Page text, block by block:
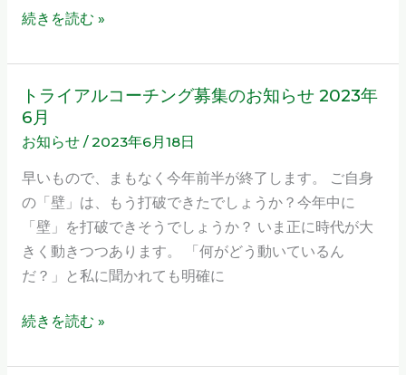
知
続きを読む »
トライアルコーチング募集のお知らせ 2023年
6月
お知らせ/2023年6月18日
早いもので、まもなく今年前半が終了します。 ご自身
の「壁」は、もう打破できたでしょうか？今年中に
「壁」を打破できそうでしょうか？ いま正に時代が大
きく動きつつあります。 「何がどう動いているん
だ？」と私に聞かれても明確に
ト
ラ
イ
ア
ル
コ
ー
チ
グ
集
続きを読む »